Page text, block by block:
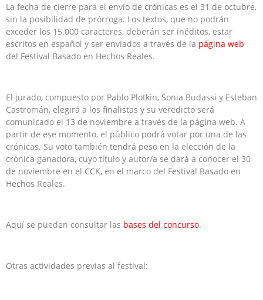
La fecha de cierre para el envío de crónicas es el 31 de octubre,
sin la posibilidad de prórroga. Los textos, que no podrán
exceder los 15.000 caracteres, deberán ser inéditos, estar
escritos en español y ser enviados a través de la página web
del Festival Basado en Hechos Reales.
El jurado, compuesto por Pablo Plotkin, Sonia Budassi y Esteban
Castromán, elegirá a los finalistas y su veredicto será
comunicado el 13 de noviembre a través de la página web. A
partir de ese momento, el público podrá votar por una de las
crónicas. Su voto también tendrá peso en la elección de la
crónica ganadora, cuyo título y autor/a se dará a conocer el 30
de noviembre en el CCK, en el marco del Festival Basado en
Hechos Reales.
Aquí se pueden consultar las bases del concurso.
Otras actividades previas al festival: